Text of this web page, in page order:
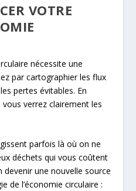
VOTRE
nécessite une
par cartographier les flux
pertes évitables. En
verrez clairement les
parfois là où on ne
déchets qui vous coûtent
une nouvelle source
de l’économie circulaire :